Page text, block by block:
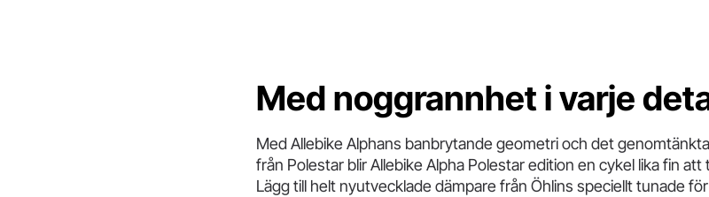
Med noggrannhet i varje
Med Allebike Alphans banbrytande geometri och det
från Polestar blir Allebike Alpha Polestar edition en cykel lika fin
Lägg till helt nyutvecklade dämpare från Öhlins speciellt tunade